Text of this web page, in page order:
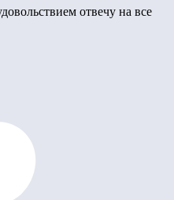
отвечу на все